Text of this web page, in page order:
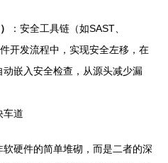
：安全工具链（如SAST、
开发流程中，实现安全左移，在
嵌入安全检查，从源头减少漏
车道
硬件的简单堆砌，而是二者的深